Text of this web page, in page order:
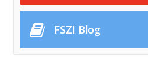
FSZI Blog